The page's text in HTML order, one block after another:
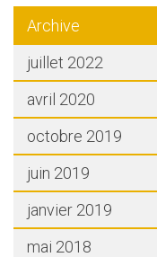
Archive
juillet 2022
avril 2020
octobre 2019
juin 2019
janvier 2019
mai 2018